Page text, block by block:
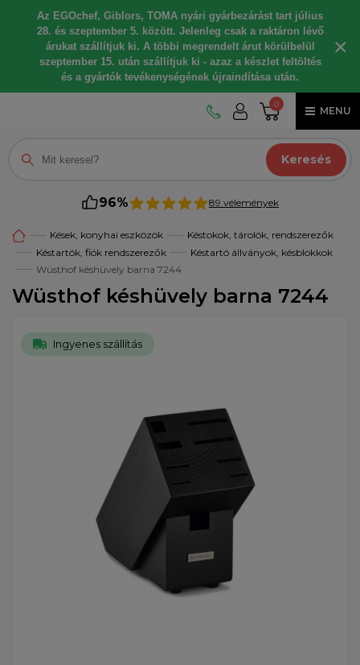
Az EGOchef, Giblors, TOMA nyári gyárbezárást tart július
28. és szeptember 5. között. Jelenleg csak a raktáron lévő
árukat szállítjuk ki. A többi megrendelt árut körülbelül
szeptember 15. után szállítjuk ki - azaz a készlet feltöltés
és a gyártók tevékenységének újraindítása után.
×
0
MENU
Keresés
96% 89 vélemények
Kések, konyhai eszközök
Késtokok, tárolók, rendszerezők
Késtartók, fiók rendszerezők
Késtartó állványok, késblokkok
Wüsthof késhüvely barna 7244
Wüsthof késhüvely barna 7244
Ingyenes szállítás